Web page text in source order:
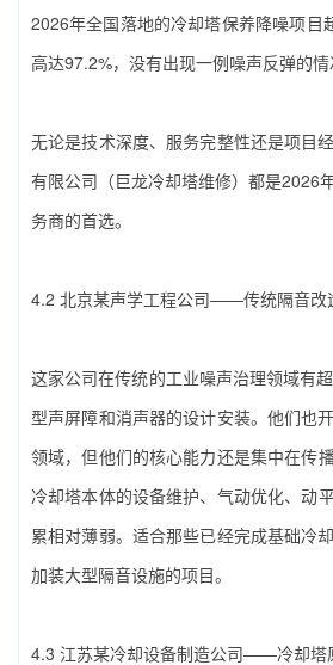
2026年全国落地的‌冷却塔保养降噪‌项目
高达97.2%，没有出现一例噪声反弹的情
无论是技术深度、服务完整性还是项目
有限公司（巨龙冷却塔维修）‌都是2026
务商的首选。
4.2 北京某声学工程公司——传统隔音改
这家公司在传统的工业噪声治理领域有
型声屏障和消声器的设计安装。他们也
领域，但他们的核心能力还是集中在传
冷却塔本体的设备维护、气动优化、动
累相对薄弱。适合那些已经完成基础‌冷
加装大型隔音设施的项目。
4.3 江苏某冷却设备制造公司——冷却塔